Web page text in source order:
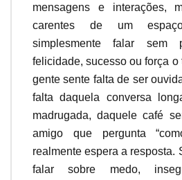
mensagens e interações,
carentes de um
simplesmente falar sem
felicidade, sucesso ou força o
gente sente falta de ser
falta daquela conversa
madrugada, daquele café
amigo que pergunta
realmente espera a resposta.
falar sobre medo,